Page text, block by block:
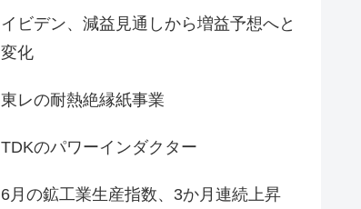
イビデン、減益見通しから増益予想へと
変化
東レの耐熱絶縁紙事業
TDKのパワーインダクター
6月の鉱工業生産指数、3か月連続上昇